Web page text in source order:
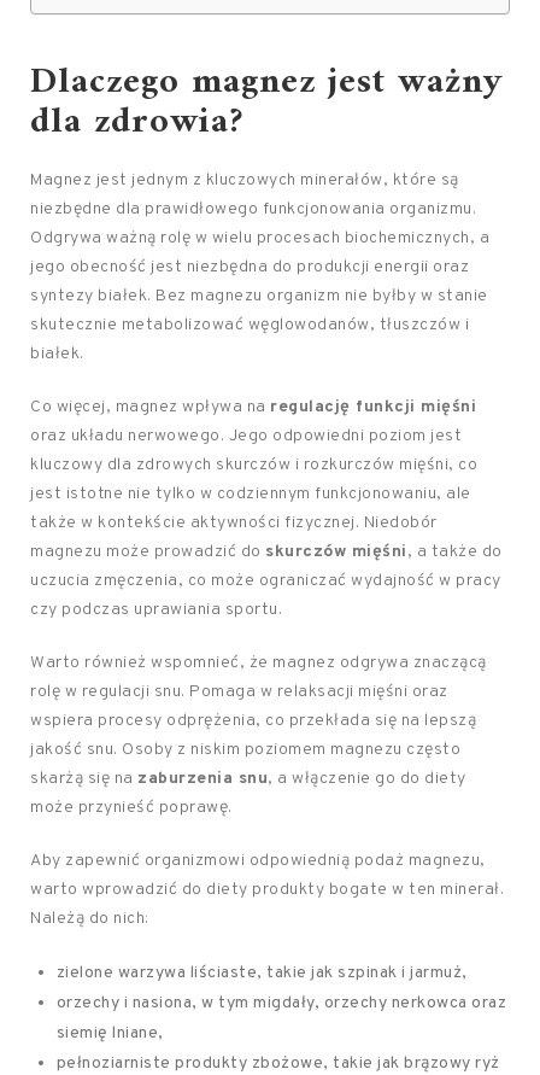
Dlaczego magnez jest ważny
dla zdrowia?
Magnez jest jednym z kluczowych minerałów, które są
niezbędne dla prawidłowego funkcjonowania organizmu.
Odgrywa ważną rolę w wielu procesach biochemicznych, a
jego obecność jest niezbędna do produkcji energii oraz
syntezy białek. Bez magnezu organizm nie byłby w stanie
skutecznie metabolizować węglowodanów, tłuszczów i
białek.
Co więcej, magnez wpływa na regulację funkcji mięśni
oraz układu nerwowego. Jego odpowiedni poziom jest
kluczowy dla zdrowych skurczów i rozkurczów mięśni, co
jest istotne nie tylko w codziennym funkcjonowaniu, ale
także w kontekście aktywności fizycznej. Niedobór
magnezu może prowadzić do skurczów mięśni, a także do
uczucia zmęczenia, co może ograniczać wydajność w pracy
czy podczas uprawiania sportu.
Warto również wspomnieć, że magnez odgrywa znaczącą
rolę w regulacji snu. Pomaga w relaksacji mięśni oraz
wspiera procesy odprężenia, co przekłada się na lepszą
jakość snu. Osoby z niskim poziomem magnezu często
skarżą się na zaburzenia snu, a włączenie go do diety
może przynieść poprawę.
Aby zapewnić organizmowi odpowiednią podaż magnezu,
warto wprowadzić do diety produkty bogate w ten minerał.
Należą do nich:
zielone warzywa liściaste, takie jak szpinak i jarmuż,
orzechy i nasiona, w tym migdały, orzechy nerkowca oraz
siemię lniane,
pełnoziarniste produkty zbożowe, takie jak brązowy ryż